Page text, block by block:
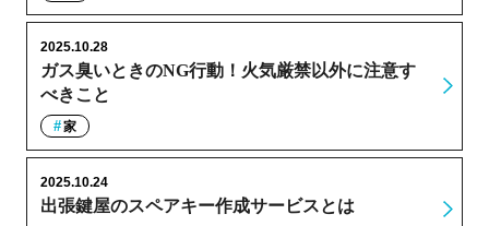
ガス臭いときのNG行動！火気厳禁以外に注意す
べきこと
2025.10.28
家
出張鍵屋のスペアキー作成サービスとは
2025.10.24